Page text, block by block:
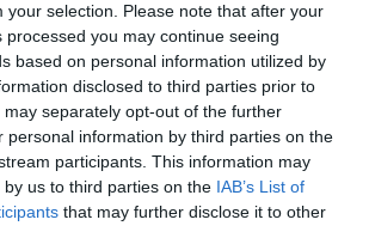
your selection. Please note that after your
processed you may continue seeing
based on personal information utilized by
disclosed to third parties prior to
separately opt-out of the further
personal information by third parties on the
participants. This information may
us to third parties on the IAB’s List of
that may further disclose it to other
κατέκτησε το χρυσό μετάλλιο στο
στο ξίφος μονομαχίας.